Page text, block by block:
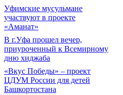
Уфимские мусульмане
участвуют в проекте
«Аманат»
В г.Уфа прошел вечер,
приуроченный к Всемирному
дню хиджаба
«Вкус Победы» – проект
ЦДУМ России для детей
Башкортостана